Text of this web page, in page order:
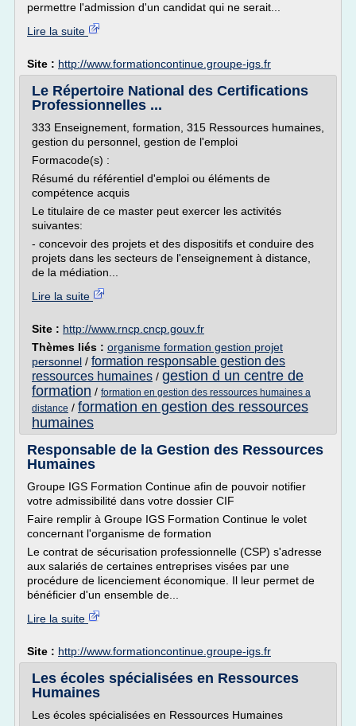
permettre l'admission d'un candidat qui ne serait...
Lire la suite
Site : http://www.formationcontinue.groupe-igs.fr
Le Répertoire National des Certifications
Professionnelles ...
333 Enseignement, formation, 315 Ressources humaines,
gestion du personnel, gestion de l'emploi
Formacode(s) :
Résumé du référentiel d'emploi ou éléments de
compétence acquis
Le titulaire de ce master peut exercer les activités
suivantes:
- concevoir des projets et des dispositifs et conduire des
projets dans les secteurs de l'enseignement à distance,
de la médiation...
Lire la suite
Site : http://www.rncp.cncp.gouv.fr
Thèmes liés : organisme formation gestion projet
personnel / formation responsable gestion des
ressources humaines / gestion d un centre de
formation / formation en gestion des ressources humaines a
distance / formation en gestion des ressources
humaines
Responsable de la Gestion des Ressources
Humaines
Groupe IGS Formation Continue afin de pouvoir notifier
votre admissibilité dans votre dossier CIF
Faire remplir à Groupe IGS Formation Continue le volet
concernant l'organisme de formation
Le contrat de sécurisation professionnelle (CSP) s'adresse
aux salariés de certaines entreprises visées par une
procédure de licenciement économique. Il leur permet de
bénéficier d'un ensemble de...
Lire la suite
Site : http://www.formationcontinue.groupe-igs.fr
Les écoles spécialisées en Ressources
Humaines
Les écoles spécialisées en Ressources Humaines